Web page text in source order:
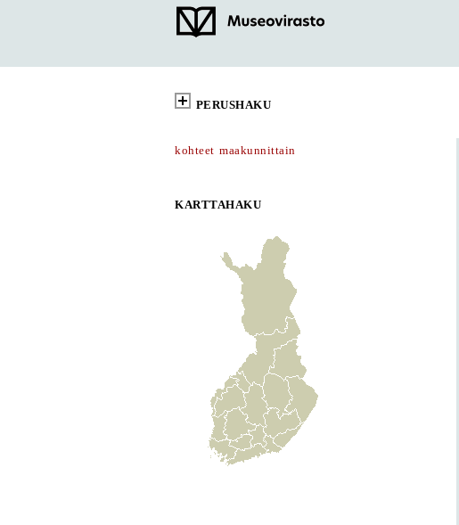
PERUSHAKU
kohteet maakunnittain
KARTTAHAKU